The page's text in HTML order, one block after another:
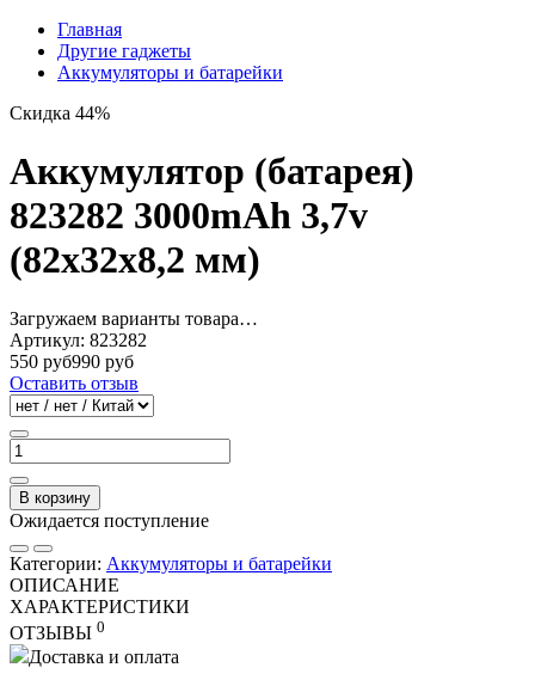
Главная
Другие гаджеты
Аккумуляторы и батарейки
Скидка 44%
Аккумулятор (батарея)
823282 3000mAh 3,7v
(82х32х8,2 мм)
Загружаем варианты товара…
Артикул: 823282
550 руб990 руб
Оставить отзыв
В корзину
Ожидается поступление
Категории: Аккумуляторы и батарейки
ОПИСАНИЕ
ХАРАКТЕРИСТИКИ
ОТЗЫВЫ 0
Доставка и оплата